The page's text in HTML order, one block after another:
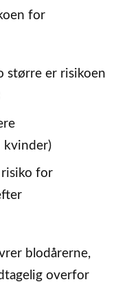
for
større er risikoen
kvinder)
risiko for
blodårerne,
overfor